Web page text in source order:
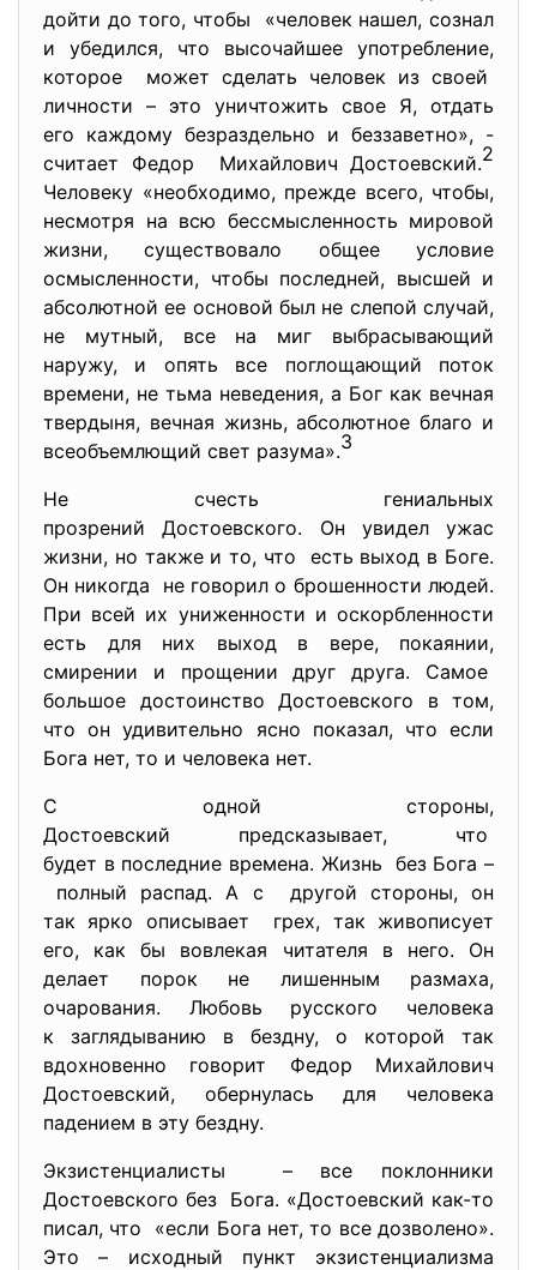
дойти до того, чтобы «человек нашел, сознал
и убедился, что высочайшее употребление,
которое может сделать человек из своей
личности – это уничтожить свое Я, отдать
его каждому безраздельно и беззаветно», -
считает Федор Михайлович Достоевский.2
Человеку «необходимо, прежде всего, чтобы,
несмотря на всю бессмысленность мировой
жизни, существовало общее условие
осмысленности, чтобы последней, высшей и
абсолютной ее основой был не слепой случай,
не мутный, все на миг выбрасывающий
наружу, и опять все поглощающий поток
времени, не тьма неведения, а Бог как вечная
твердыня, вечная жизнь, абсолютное благо и
всеобъемлющий свет разума».3
Не счесть гениальных
прозрений Достоевского. Он увидел ужас
жизни, но также и то, что есть выход в Боге.
Он никогда не говорил о брошенности людей.
При всей их униженности и оскорбленности
есть для них выход в вере, покаянии,
смирении и прощении друг друга. Самое
большое достоинство Достоевского в том,
что он удивительно ясно показал, что если
Бога нет, то и человека нет.
С одной стороны,
Достоевский предсказывает, что
будет в последние времена. Жизнь без Бога –
полный распад. А с другой стороны, он
так ярко описывает грех, так живописует
его, как бы вовлекая читателя в него. Он
делает порок не лишенным размаха,
очарования. Любовь русского человека
к заглядыванию в бездну, о которой так
вдохновенно говорит Федор Михайлович
Достоевский, обернулась для человека
падением в эту бездну.
Экзистенциалисты – все поклонники
Достоевского без Бога. «Достоевский как-то
писал, что «если Бога нет, то все дозволено».
Это – исходный пункт экзистенциализма